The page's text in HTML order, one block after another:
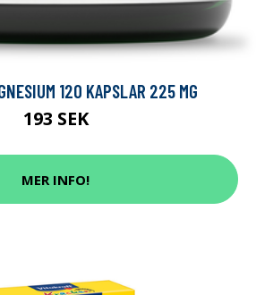
120 KAPSLAR 225 MG
193 SEK
MER INFO!